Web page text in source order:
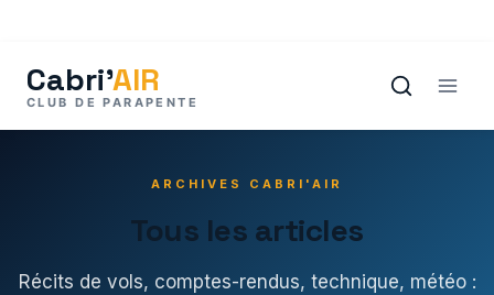
contenu
ARCHIVES CABRI'AIR
Tous les articles
Récits de vols, comptes-rendus, technique, météo :